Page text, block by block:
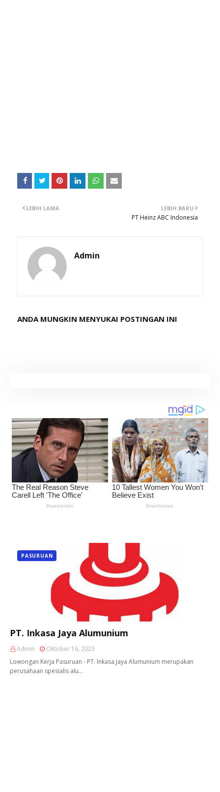
LEBIH BARU
PT Heinz ABC Indonesia
LEBIH LAMA
Admin
ANDA MUNGKIN MENYUKAI POSTINGAN INI
PASURUAN
PT. Inkasa Jaya Alumunium
Admin
Oktober 16, 2023
Lowongan Kerja Pasuruan - PT. Inkasa Jaya Alumunium merupakan
perusahaan spesialis alu…